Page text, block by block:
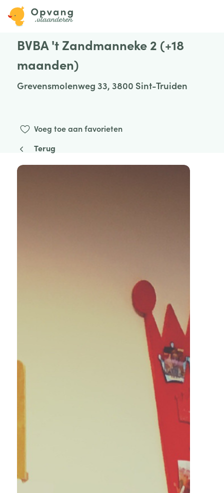
BVBA 't Zandmanneke 2 (+18
maanden)
Grevensmolenweg 33, 3800 Sint-Truiden
Voeg toe aan favorieten
Terug